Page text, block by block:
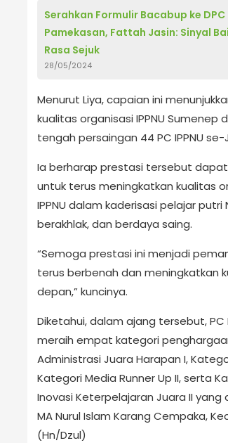
Serahkan Formulir Bacabup ke
Pamekasan, Fattah Jasin: Sinyal
Rasa Sejuk
28/05/2024
Menurut Liya, capaian ini
kualitas organisasi IPPNU Sumenep
tengah persaingan 44 PC IPPNU se-
Ia berharap prestasi tersebut
untuk terus meningkatkan kualitas
IPPNU dalam kaderisasi pelajar putri
berakhlak, dan berdaya saing.
“Semoga prestasi ini menjadi
terus berbenah dan meningkatkan
depan,” kuncinya.
Diketahui, dalam ajang tersebut, PC
meraih empat kategori
Administrasi Juara Harapan I,
Kategori Media Runner Up II, serta
Inovasi Keterpelajaran Juara II yang
MA Nurul Islam Karang Cempaka,
(Hn/Dzul)